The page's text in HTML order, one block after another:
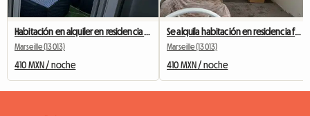
Marseille (13013)
410 MXN / noche
Se alquila habitación en residencia familiar.
Marseille (13013)
410 MXN / noche